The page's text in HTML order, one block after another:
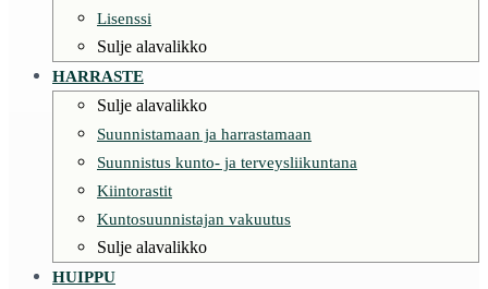
Lisenssi
Sulje alavalikko
HARRASTE
Sulje alavalikko
Suunnistamaan ja harrastamaan
Suunnistus kunto- ja terveysliikuntana
Kiintorastit
Kuntosuunnistajan vakuutus
Sulje alavalikko
HUIPPU